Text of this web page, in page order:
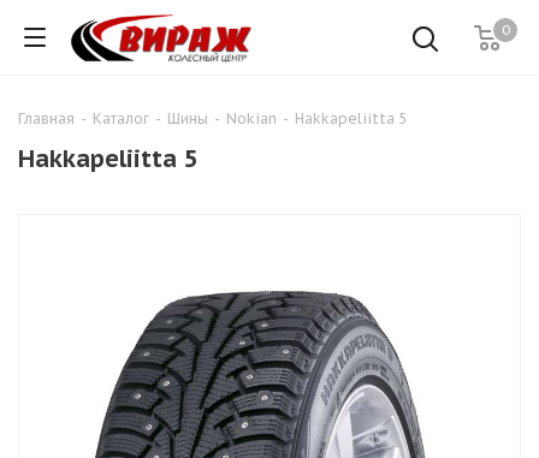
0
Главная - Каталог - Шины - Nokian - Hakkapeliitta 5
Hakkapeliitta 5